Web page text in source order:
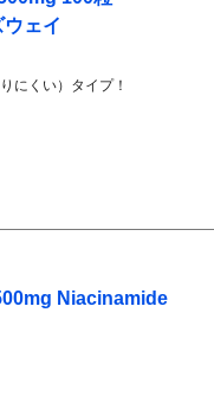
ェイ
にくい）タイプ！
Niacinamide